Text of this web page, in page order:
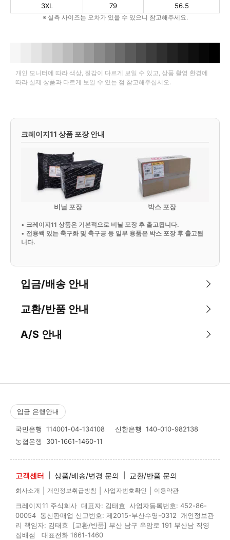
3XL
79 56.5
※ 실측 사이즈는 오차가 있을 수 있으니 참고해주세요.
개인 모니터에 따라 색상, 질감이 다르게 보일 수 있고, 상품 촬영 환경에
따라 실제 상품과 다르게 보일 수 있는 점 참고해주십시오.
크레이지11 상품 포장 안내
비닐 포장 박스 포장
• 크레이지11 상품은 기본적으로 비닐 포장 후 출고됩니다.
• 전용쌕 있는 축구화 및 축구공 등 일부 용품은 박스 포장 후 출고됩
니다.
입금/배송 안내
교환/반품 안내
A/S 안내
입금 은행안내
국민은행 114001-04-134108 신한은행 140-010-982138
농협은행 301-1661-1460-11
고객센터 상품/배송/변경 문의 교환/반품 문의
회사소개 개인정보취급방침 사업자번호확인 이용약관
크레이지11 주식회사 대표자: 김태효 사업자등록번호: 452-86-
00054 통신판매업 신고번호: 제2015-부산수영-0312 개인정보관
리 책임자: 김태효 [교환/반품] 부산 남구 우암로 191 부산남 직영
집배점 대표전화 1661-1460